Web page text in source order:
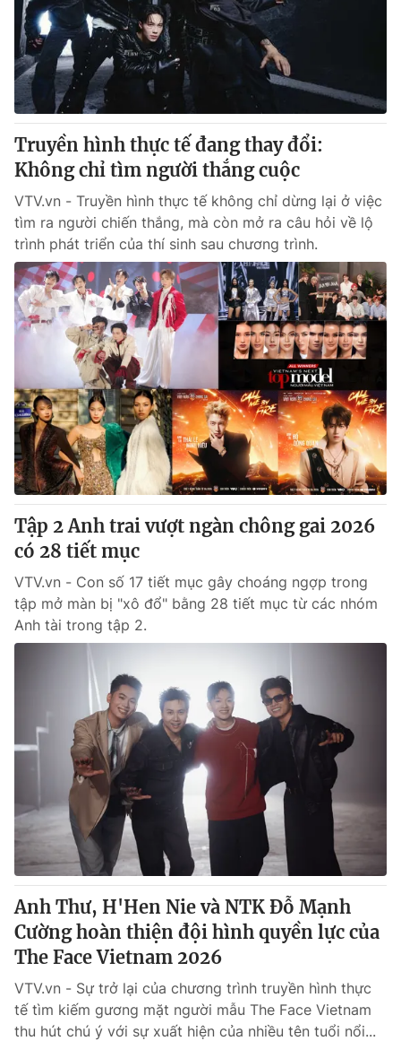
Sản phẩm
Thị trường
Tư vấn
Lịch phát sóng
Chuyên mục khác
Emagazine Podcast
Photo Infographic
Video Shorts video
VTV Money VTV Thể thao
VTV Sức khoẻ Bất động sản
Thị trường 24h Tấm lòng Việt
VTV4 Vươn mình bằng AI
VTV9 VTV8
Liên hệ tòa soạn
THỜI BÁO VTV
Theo dõi báo trên
Cơ quan chủ quản:
Đài Truyền hình Việt Nam
Cơ quan báo chí:
Thời báo VTV
Giấy phép hoạt động báo in và báo điện tử số 483/GP-BTTTT
cấp ngày 29/12/2023
Tổng Biên tập: Vũ Thanh Thủy
Phó Tổng Biên tập:Nguyễn Thị Mỹ Hạnh, Phạm Quốc Thắng,
Nguyễn Trọng Ninh
Tổng đài VTV:024.38 355 931 - 024.38 355 932
Ðiện thoại Thời báo VTV:024.66 897 897
toasoan@vtv.vn
Liên hệ quảng cáo: 024-7300.7108
Truyền hình thực tế đang thay đổi:
Không chỉ tìm người thắng cuộc
VTV.vn - Truyền hình thực tế không chỉ dừng lại ở việc
tìm ra người chiến thắng, mà còn mở ra câu hỏi về lộ
trình phát triển của thí sinh sau chương trình.
Tập 2 Anh trai vượt ngàn chông gai 2026
có 28 tiết mục
VTV.vn - Con số 17 tiết mục gây choáng ngợp trong
tập mở màn bị "xô đổ" bằng 28 tiết mục từ các nhóm
Anh tài trong tập 2.
Anh Thư, H'Hen Nie và NTK Đỗ Mạnh
Cường hoàn thiện đội hình quyền lực của
The Face Vietnam 2026
VTV.vn - Sự trở lại của chương trình truyền hình thực
tế tìm kiếm gương mặt người mẫu The Face Vietnam
thu hút chú ý với sự xuất hiện của nhiều tên tuổi nổi...